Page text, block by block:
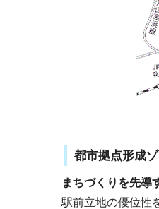
都市拠点形成
まちづくりを先導
駅前立地の優位性